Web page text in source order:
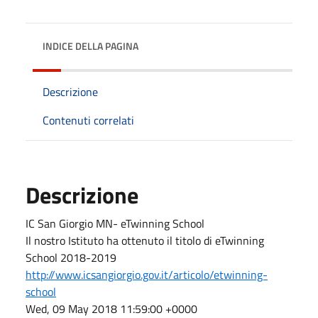
INDICE DELLA PAGINA
Descrizione
Contenuti correlati
Descrizione
IC San Giorgio MN- eTwinning School
Il nostro Istituto ha ottenuto il titolo di eTwinning
School 2018-2019
http://www.icsangiorgio.gov.it/articolo/etwinning-
school
Wed, 09 May 2018 11:59:00 +0000